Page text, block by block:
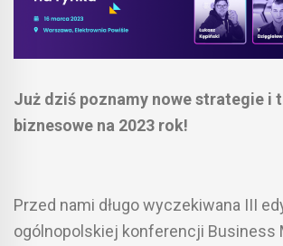
Już dziś poznamy nowe strategie i
biznesowe na 2023 rok!
Przed nami długo wyczekiwana III
ogólnopolskiej konferencji Business